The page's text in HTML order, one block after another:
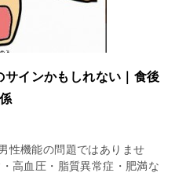
サインかもしれない｜食後
性機能の問題ではありませ
高血圧・脂質異常症・肥満な